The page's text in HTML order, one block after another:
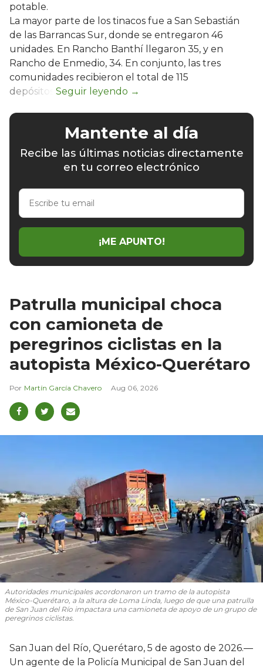
potable.
La mayor parte de los tinacos fue a San Sebastián
de las Barrancas Sur, donde se entregaron 46
unidades. En Rancho Banthí llegaron 35, y en
Rancho de Enmedio, 34. En conjunto, las tres
comunidades recibieron el total de 115
depósitos.
Mantente al día
Recibe las últimas noticias directamente
en tu correo electrónico
Escribe
email
¡ME APUNTO!
Patrulla municipal choca
con camioneta de
peregrinos ciclistas en la
autopista México-Querétaro
Martín García Chavero Aug 06, 2026
Autoridades municipales acordonaron un tramo de la autopista
México-Querétaro, a la altura de Loma Linda, luego de que una patrulla
de San Juan del Río impactara una camioneta de apoyo de un grupo de
peregrinos ciclistas.
San Juan del Río, Querétaro, 5 de agosto de 2026.—
Un agente de la Policía Municipal de San Juan del